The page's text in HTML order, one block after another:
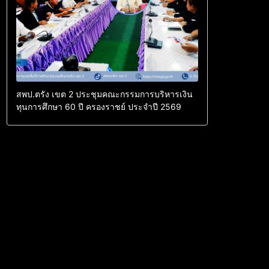
สพป.ตรัง เขต 2 ประชุมคณะกรรมการบริหารเงิน
ทุนการศึกษา 60 ปี ครองราชย์ ประจำปี 2569